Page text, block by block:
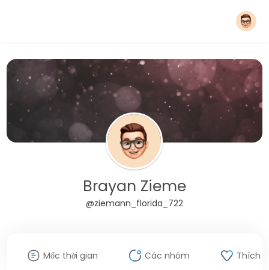
Brayan Zieme
@ziemann_florida_722
Mốc thời gian Các nhóm Thích